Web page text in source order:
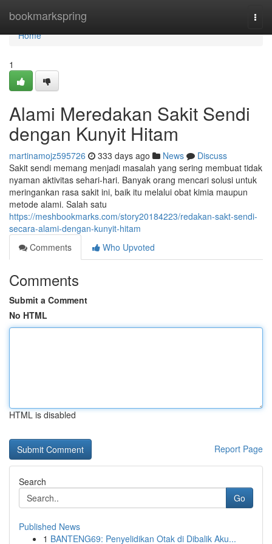
bookmarkspring
Home
Home
1
Alami Meredakan Sakit Sendi
dengan Kunyit Hitam
martinamojz595726 333 days ago News
Discuss
Sakit sendi memang menjadi masalah yang sering membuat tidak
nyaman aktivitas sehari-hari. Banyak orang mencari solusi untuk
meringankan rasa sakit ini, baik itu melalui obat kimia maupun
metode alami. Salah satu
https://meshbookmarks.com/story20184223/redakan-sakt-sendi-
secara-alami-dengan-kunyit-hitam
Comments
Who Upvoted
Comments
Submit a Comment
No HTML
HTML is disabled
Report Page
Search
Go
Published News
1 BANTENG69: Penyelidikan Otak di Dibalik Aku...